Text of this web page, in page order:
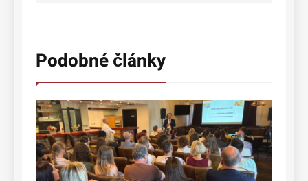
Podobné články